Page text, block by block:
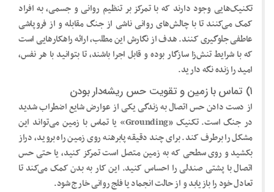
تکنیک‌هایی وجود دارند که با تمرکز بر تنظیم روانی و جسمی، به افراد
کمک می‌کنند تا با چالش‌های روانی ناشی از جنگ مقابله و از فروپاشی
عاطفی جلوگیری کنند. هدف از نگارش این مطلب، ارائه راهکارهایی است
که با شرایط تنش‌زا سازگار بوده و قابل اجرا باشند، تا بتوانید با هر نفس،
امید را زنده نگه دارید.
۱) تماس با زمین و تقویت حس ریشه‌دار بودن
از دست دادن حس اتصال به زندگی یکی از عوارض شایع اضطراب شدید
در جنگ است. تکنیک «Grounding» یا تماس با زمین می‌تواند این
مشکل را برطرف کند. برای چند دقیقه پابرهنه روی زمین راه بروید، دراز
بکشید و روی سطحی که به زمین متصل است تمرکز کنید، یا حتی حس
اتصال با پشتی صندلی را احساس کنید. این کار به بدن کمک می‌کند تا
تعادل خود را بازیابد و از حالت انجماد یا فلج روانی خارج شود.